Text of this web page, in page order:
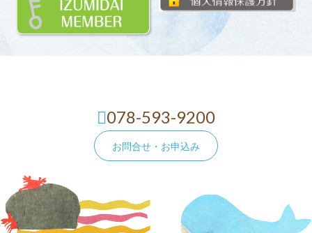
078-593-9200
お問合せ・お申込み